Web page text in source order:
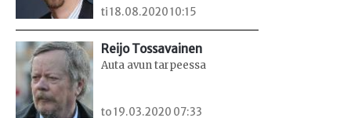
ti 18.08.2020 10:15
Reijo Tossavainen
Auta avun tarpeessa
to 19.03.2020 07:33